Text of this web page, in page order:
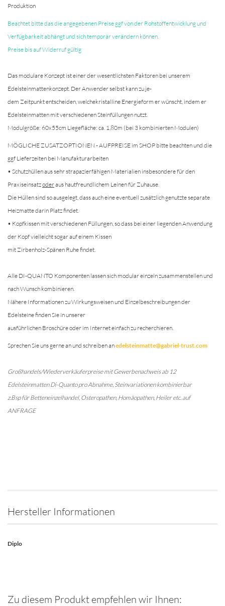
Produktion
Beachtet bitte das die angegebenen Preise ggf von der Rohstoffentwicklung und
Verfügbarkeit abhängt und sich temporär verändern können.
Preise bis auf Widerruf gültig
Das modulare Konzept ist einer der wesentlichsten Faktoren bei unserem
Edelsteinmattenkonzept. Der Anwender selbst kann zu je-
dem Zeitpunkt entscheiden, welchekristalline Energieform er wünscht, indem er
Edelsteinmatten mit verschiedenen Steinfüllungen nutzt.
Modulgröße: 60x55cm Liegefläche: ca. 1,80m (bei 3 kombinierten Modulen)
MÖGLICHE ZUSATZOPTIONEN - AUFPREISE im SHOP bitte beachten und die
ggf Lieferzeiten bei Manufakturarbeiten
• Schutzhüllen aus sehr strapazierfähigen Materialien insbesondere für den
Praxiseinsatzoderaus hautfreundlichem Leinen für Zuhause.
Die Hüllen sind so ausgelegt, dass auch eine eventuell zusätzlich genutzte separate
Heizmatte darin Platz findet.
• Kopfkissen mit verschiedenen Füllungen, so dass bei einer liegenden Anwendung
der Kopf vielleicht sogar auf einem Kissen
mit Zirbenholz-Spänen Ruhe findet.
Alle DI-QUANTO Komponenten lassen sich modular einzeln zusammenstellen und
nach Wunsch kombinieren.
Nähere Informationen zu Wirkungsweisen und Einzelbeschreibungen der
Edelsteine finden Sie in unserer
ausführlichen Broschüre oder im Internet einfach zu recherchieren.
Sprechen Sie uns gerne an und schreiben anedelsteinmatte@gabriel-trust.com
Großhandels/Wiederverkäuferpreise mit Gewerbenachweis ab 12
Edelsteinmatten Di-Quanto pro Abnahme, Steinvariationen kombinierbar
z.Bsp für Betteneinzelhandel, Osteropathen, Homäopathen, Heiler etc. auf
ANFRAGE
Hersteller Informationen
Diplo
Zu diesem Produkt empfehlen wir Ihnen: